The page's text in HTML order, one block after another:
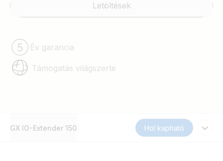
Letöltések
Év garancia
Támogatás világszerte
GX IO-Extender 150 Hol kapható